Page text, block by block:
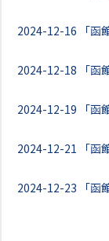
2024-12-16 「
2024-12-18 「
2024-12-19 「
2024-12-21 「
2024-12-23 「